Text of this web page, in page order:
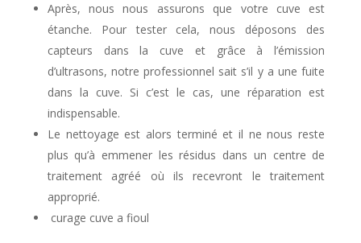
Après, nous nous assurons que votre cuve est
étanche. Pour tester cela, nous déposons des
capteurs dans la cuve et grâce à l’émission
d’ultrasons, notre professionnel sait s’il y a une fuite
dans la cuve. Si c’est le cas, une réparation est
indispensable.
Le nettoyage est alors terminé et il ne nous reste
plus qu’à emmener les résidus dans un centre de
traitement agréé où ils recevront le traitement
approprié.
curage cuve a fioul